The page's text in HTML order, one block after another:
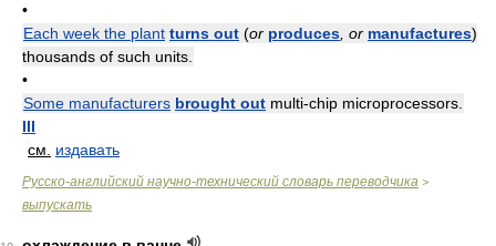
•
Each week the plant turns out (or produces , or manufactures)
thousands of such units.
•
Some manufacturers brought out multi-chip microprocessors.
III
см.
издавать
Русско-английский научно-технический словарь переводчика >
выпускать